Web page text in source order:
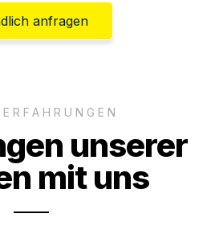
anfragen
unserer
mit uns